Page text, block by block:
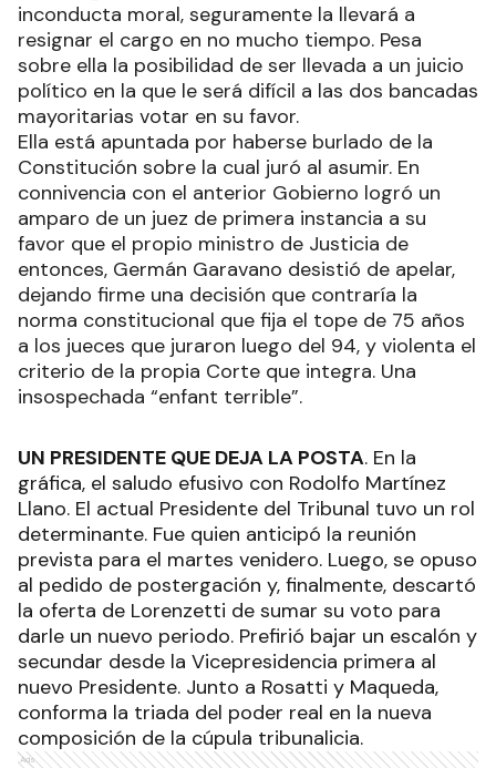
inconducta moral, seguramente la llevará a
resignar el cargo en no mucho tiempo. Pesa
sobre ella la posibilidad de ser llevada a un juicio
político en la que le será difícil a las dos bancadas
mayoritarias votar en su favor.
Ella está apuntada por haberse burlado de la
Constitución sobre la cual juró al asumir. En
connivencia con el anterior Gobierno logró un
amparo de un juez de primera instancia a su
favor que el propio ministro de Justicia de
entonces, Germán Garavano desistió de apelar,
dejando firme una decisión que contraría la
norma constitucional que fija el tope de 75 años
a los jueces que juraron luego del 94, y violenta el
criterio de la propia Corte que integra. Una
insospechada “enfant terrible”.
UN PRESIDENTE QUE DEJA LA POSTA. En la
gráfica, el saludo efusivo con Rodolfo Martínez
Llano. El actual Presidente del Tribunal tuvo un rol
determinante. Fue quien anticipó la reunión
prevista para el martes venidero. Luego, se opuso
al pedido de postergación y, finalmente, descartó
la oferta de Lorenzetti de sumar su voto para
darle un nuevo periodo. Prefirió bajar un escalón y
secundar desde la Vicepresidencia primera al
nuevo Presidente. Junto a Rosatti y Maqueda,
conforma la triada del poder real en la nueva
composición de la cúpula tribunalicia.
Ads